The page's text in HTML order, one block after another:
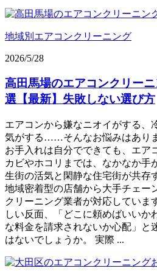
地域別エアコンクリーニング
2026/5/28
高田馬場のエアコンクリー
選【最新】失敗しない選び方
エアコンから嫌なニオイがする、
気がする……そんなお悩みはあり
お手入れは自分でできても、エア
カビやホコリまでは、なかなか手
生街の活気と閑静な住宅街が共存
地域密着型の店舗から大手チェー
クリーニング業者が対応していま
しい反面、「どこに頼めばいいか
な料金を請求されないか心配」と
はないでしょうか。 実際 ...